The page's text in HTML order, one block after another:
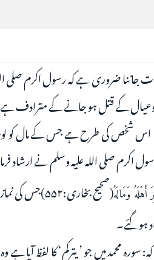
ضروری ہے کہ رسول اکرم صلی
کے قتل ہو جانے کے مترادف
اس شخص کی طرح ہے جس کے مال کو
اکرم صلی اللہ علیہ وسلم نے ارشاد
وَمَالَهُ
(صحيح
ہو گئے۔
سورہ محمد میں جو ’ يترکم‘ کا لفظ آیا